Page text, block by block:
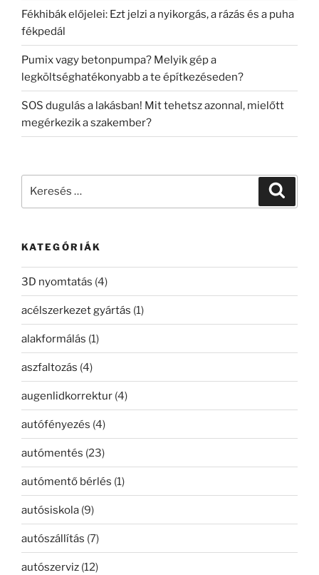
Fékhibák előjelei: Ezt jelzi a nyikorgás, a rázás és a puha
fékpedál
Pumix vagy betonpumpa? Melyik gép a
legköltséghatékonyabb a te építkezéseden?
SOS dugulás a lakásban! Mit tehetsz azonnal, mielőtt
megérkezik a szakember?
KATEGÓRIÁK
3D nyomtatás (4)
acélszerkezet gyártás (1)
alakformálás (1)
aszfaltozás (4)
augenlidkorrektur (4)
autófényezés (4)
autómentés (23)
autómentő bérlés (1)
autósiskola (9)
autószállítás (7)
autószerviz (12)